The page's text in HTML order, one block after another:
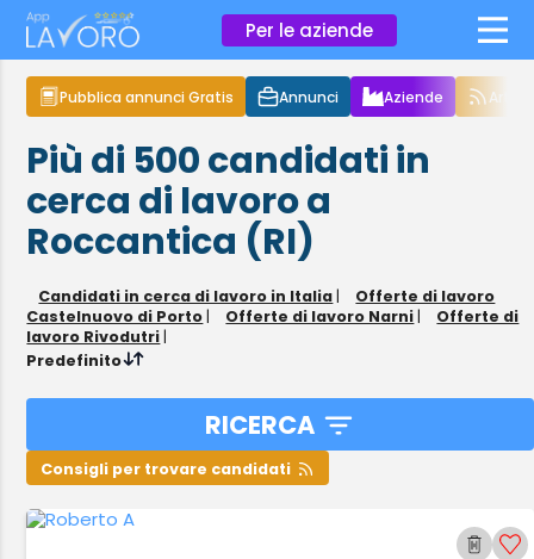
Per le aziende ×
Pubblica annunci Gratis Annunci Aziende
Più di 500candidati in
cerca di lavoroa
Roccantica (RI)
Candidati in cerca di lavoro in Italia |
Offerte di lavoro
Castelnuovo di Porto | Offerte di lavoro Narni |
Offerte di
lavoro Rivodutri |
Predefinito
RICERCA
Consigli per trovare candidati